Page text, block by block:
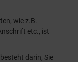
wie z.B.
etc., ist
darin, Sie